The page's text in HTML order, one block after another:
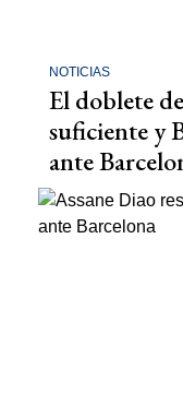
NOTICIAS
El doblete
suficiente y
ante